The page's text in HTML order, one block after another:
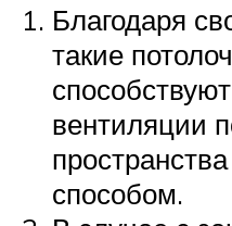
Благодаря
такие
вентиляции
способом.